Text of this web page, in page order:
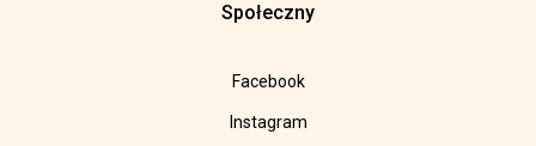
Społeczny
Facebook
Instagram